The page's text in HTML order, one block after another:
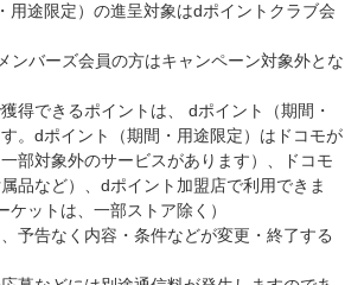
用途限定）の進呈対象はdポイントクラブ会
バーズ会員の方はキャンペーン対象外とな
得できるポイントは、 dポイント（期間・
。dポイント（期間・用途限定）はドコモが
部対象外のサービスがあります）、ドコモ
品など）、dポイント加盟店で利用できま
ケットは、一部ストア除く）
予告なく内容・条件などが変更・終了する